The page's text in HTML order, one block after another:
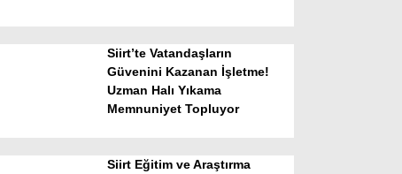
WhatsApp İhbar Hattı
Siirt’te Vatandaşların
Güvenini Kazanan İşletme!
Uzman Halı Yıkama
Memnuniyet Topluyor
Siirt Eğitim ve Araştırma